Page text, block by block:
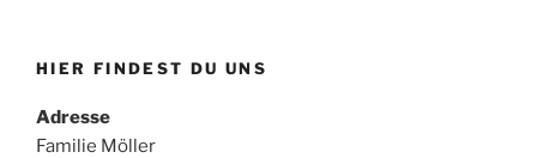
HIER FINDEST DU UNS
Adresse
Familie Möller